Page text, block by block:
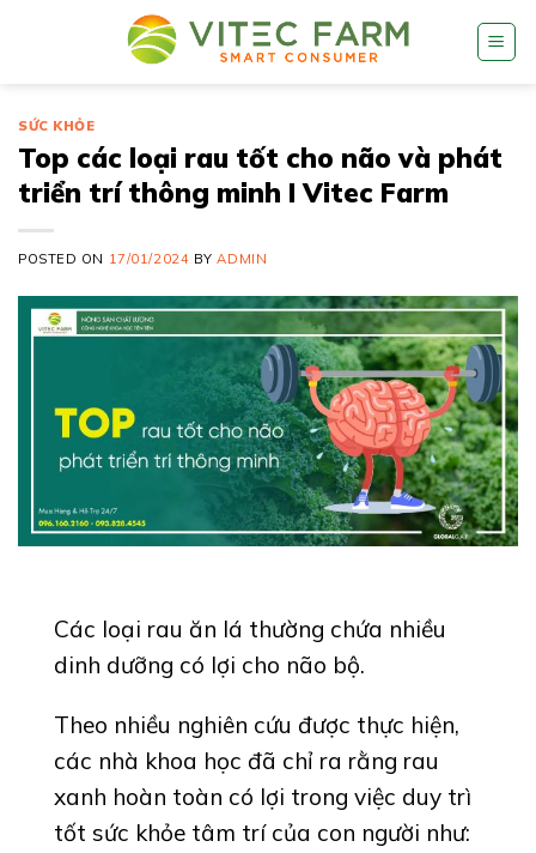
SỨC KHỎE
Top các loại rau tốt cho não và phát
triển trí thông minh I Vitec Farm
POSTED ON 17/01/2024 BYADMIN
Các loại rau ăn lá thường chứa nhiều
dinh dưỡng có lợi cho não bộ.
Theo nhiều nghiên cứu được thực hiện,
các nhà khoa học đã chỉ ra rằng rau
xanh hoàn toàn có lợi trong việc duy trì
tốt sức khỏe tâm trí của con người như: